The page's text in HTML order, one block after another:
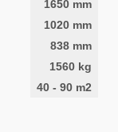
1650 mm
1020 mm
838 mm
1560 kg
40 - 90 m2